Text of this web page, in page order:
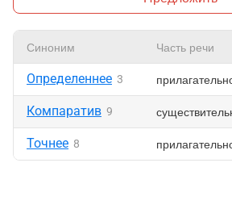
Синоним Часть речи
Определеннее 3
Компаратив 9
Точнее 8